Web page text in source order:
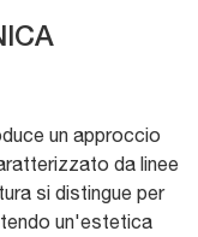
un approccio
da linee
si distingue per
un'estetica